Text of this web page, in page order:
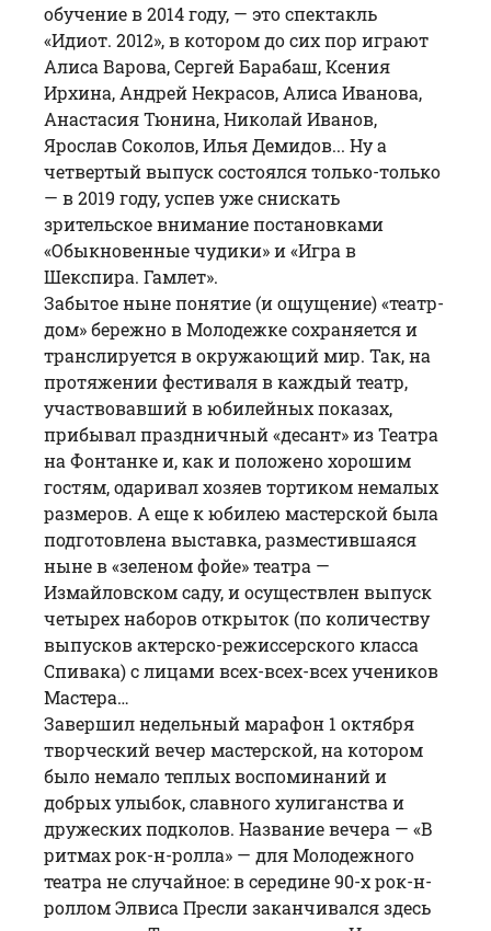
обучение в 2014 году, — это спектакль
«Идиот. 2012», в котором до сих пор играют
Алиса Варова,Сергей Барабаш,Ксения
Ирхина, Андрей Некрасов, Алиса Иванова,
Анастасия Тюнина,Николай Иванов,
Ярослав Соколов,Илья Демидов... Ну а
четвертый выпуск состоялся только-только
— в 2019 году, успев уже снискать
зрительское внимание постановками
«Обыкновенные чудики» и «Игра в
Шекспира. Гамлет».
Забытое ныне понятие (и ощущение) «театр-
дом» бережно в Молодежке сохраняется и
транслируется в окружающий мир. Так, на
протяжении фестиваля в каждый театр,
участвовавший в юбилейных показах,
прибывал праздничный «десант» из Театра
на Фонтанке и, как и положено хорошим
гостям, одаривал хозяев тортиком немалых
размеров. А еще к юбилею мастерской была
подготовлена выставка, разместившаяся
ныне в «зеленом фойе» театра —
Измайловском саду, и осуществлен выпуск
четырех наборов открыток (по количеству
выпусков актерско-режиссерского класса
Спивака) с лицами всех-всех-всех учеников
Мастера…
Завершил недельный марафон 1 октября
творческий вечер мастерской, на котором
было немало теплых воспоминаний и
добрых улыбок, славного хулиганства и
дружеских подколов. Название вечера — «В
ритмах рок-н-ролла» — для Молодежного
театра не случайное: в середине 90-х рок-н-
роллом Элвиса Пресли заканчивался здесь